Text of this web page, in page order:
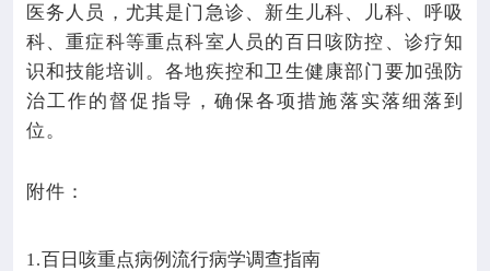
医务人员，尤其是门急诊、新生儿科、儿科、呼吸
科、重症科等重点科室人员的百日咳防控、诊疗知
识和技能培训。各地疾控和卫生健康部门要加强防
治工作的督促指导，确保各项措施落实落细落到
位。
附件：
1.百日咳重点病例流行病学调查指南